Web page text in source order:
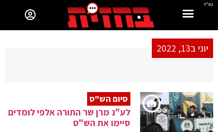
בס"ד
יוני ב13, 2022
סיום הש"ס
לע"נ מרן שר התורה אלפי לומדים
סיימו את הש"ס